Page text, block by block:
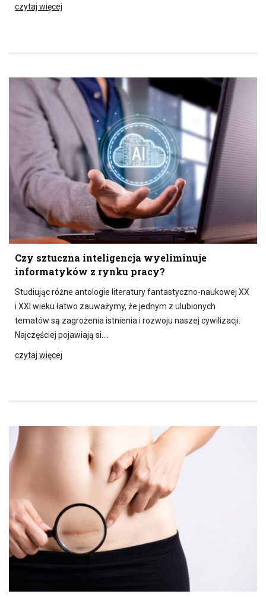
czytaj więcej
Czy sztuczna inteligencja wyeliminuje
informatyków z rynku pracy?
Studiując różne antologie literatury fantastyczno-naukowej XX
i XXI wieku łatwo zauważymy, że jednym z ulubionych
tematów są zagrożenia istnienia i rozwoju naszej cywilizacji.
Najczęściej pojawiają si….
czytaj więcej